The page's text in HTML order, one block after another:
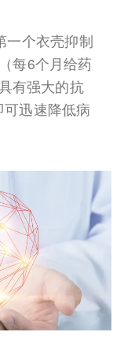
一个衣壳抑制
每6个月给药
有强大的抗
迅速降低病